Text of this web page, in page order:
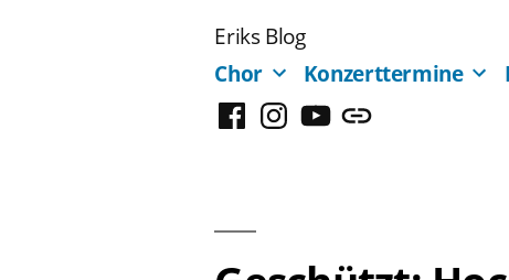
Eriks Blog
Chor
Konzerttermine
FacebookInstagram
YouTubeMastodon